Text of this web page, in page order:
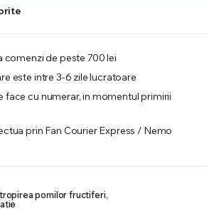
comenzi de peste 700 lei
este intre 3-6 zile lucratoare
face cu numerar, in momentul primirii
prin Fan Courier Express / Nemo
pomilor fructiferi,